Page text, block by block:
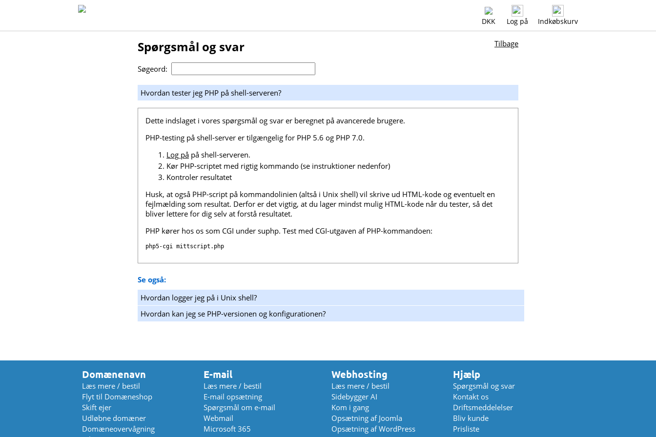
DKK Log på Indkøbskurv
Spørgsmål og svar Tilbage
Søgeord:
Hvordan tester jeg PHP på shell-serveren?
Dette indslaget i vores spørgsmål og svar er beregnet på avancerede brugere.
PHP-testing på shell-server er tilgængelig for PHP 5.6 og PHP 7.0.
Log på på shell-serveren.
Kør PHP-scriptet med rigtig kommando (se instruktioner nedenfor)
Kontroler resultatet
Husk, at også PHP-script på kommandolinien (altså i Unix shell) vil skrive ud HTML-kode og eventuelt en
fejlmælding som resultat. Derfor er det vigtig, at du lager mindst mulig HTML-kode når du tester, så det
bliver lettere for dig selv at forstå resultatet.
PHP kører hos os som CGI under suphp. Test med CGI-utgaven af PHP-kommandoen:
Se også:
Hvordan logger jeg på i Unix shell?
Hvordan kan jeg se PHP-versionen og konfigurationen?
Domænenavn
Læs mere / bestil
Flyt til Domæneshop
Skift ejer
Udløbne domæner
Domæneovervågning
E-mail
Læs mere / bestil
E-mail opsætning
Spørgsmål om e-mail
Webmail
Microsoft 365
Webhosting
Læs mere / bestil
Sidebygger AI
Kom i gang
Opsætning af Joomla
Opsætning af WordPress
Hjælp
Spørgsmål og svar
Kontakt os
Driftsmeddelelser
Bliv kunde
Prisliste